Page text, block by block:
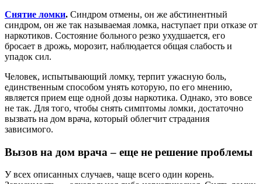
Снятие ломки. Синдром отмены, он же абстинентный
синдром, он же так называемая ломка, наступает при отказе от
наркотиков. Состояние больного резко ухудшается, его
бросает в дрожь, морозит, наблюдается общая слабость и
упадок сил.
Человек, испытывающий ломку, терпит ужасную боль,
единственным способом унять которую, по его мнению,
является прием еще одной дозы наркотика. Однако, это вовсе
не так. Для того, чтобы снять симптомы ломки, достаточно
вызвать на дом врача, который облегчит страдания
зависимого.
Вызов на дом врача – еще не решение проблемы
У всех описанных случаев, чаще всего один корень.